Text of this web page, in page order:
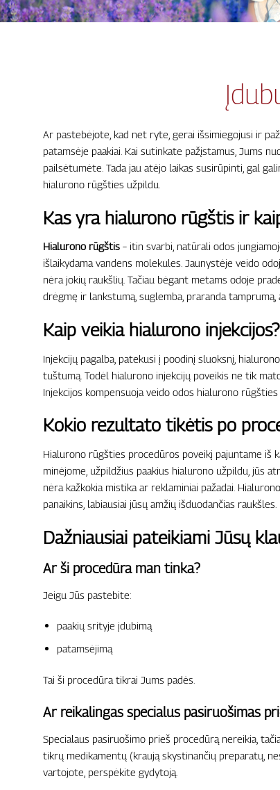
Ar pastebėjote, kad net ryte, gerai išsimiegojusi ir
patamsėje paakiai. Kai sutinkate pažįstamus, Jums
pailsėtumėte. Tada jau atėjo laikas susirūpinti, gal
hialurono rūgšties užpildu.
Kas yra hialurono rūgštis ir
Hialurono rūgštis – itin svarbi, natūrali odos
išlaikydama vandens molekules. Jaunystėje veido
nėra jokių raukšlių. Tačiau bėgant metams odoje
drėgmę ir lankstumą, suglemba, praranda tamprumą,
Kaip veikia hialurono injekcijos?
Injekcijų pagalba, patekusi į poodinį sluoksnį,
tuštumą. Todėl hialurono injekcijų poveikis ne tik
Injekcijos kompensuoja veido odos hialurono rūgšties
Kokio rezultato tikėtis po
Hialurono rūgšties procedūros poveikį pajuntame iš
minėjome, užpildžius paakius hialurono užpildu, jūs
nėra kažkokia mistika ar reklaminiai pažadai.
panaikins, labiausiai jūsų amžių išduodančias raukšles.
Dažniausiai pateikiami Jūsų
Ar ši procedūra man tinka?
Jeigu Jūs pastebite:
paakių srityje įdubimą
patamsėjimą
Tai ši procedūra tikrai Jums padės.
Ar reikalingas specialus pasiruošimas
Specialaus pasiruošimo prieš procedūrą nereikia,
tikrų medikamentų (kraują skystinančių preparatų,
vartojote, perspėkite gydytoją.